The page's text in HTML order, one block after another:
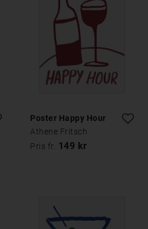
Poster Happy Hour
Athene Fritsch
Pris fr. 149 kr